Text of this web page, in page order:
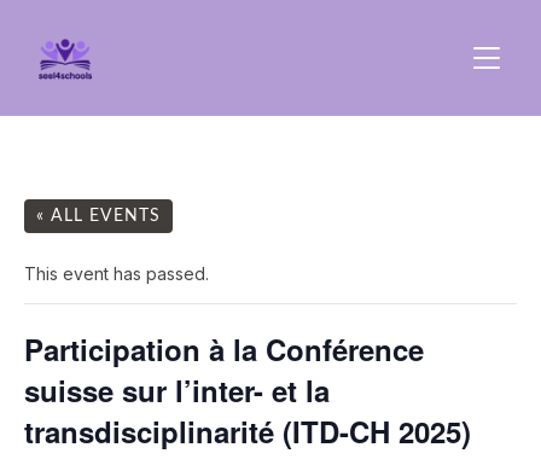
« ALL EVENTS
This event has passed.
Participation à la Conférence
suisse sur l’inter- et la
transdisciplinarité (ITD-CH 2025)